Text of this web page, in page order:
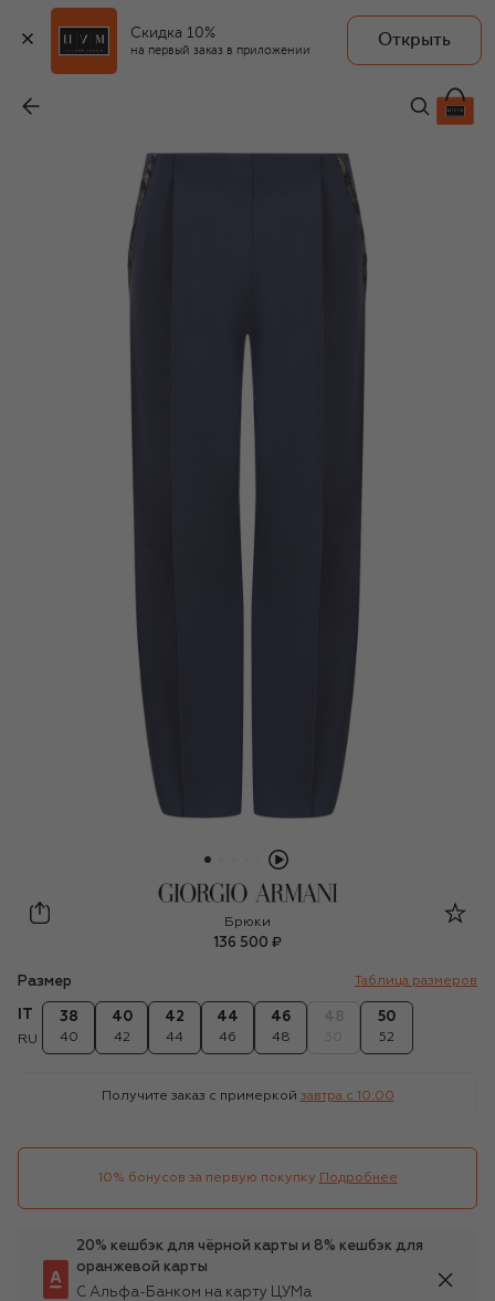
Скидка 10%
на первый заказ в приложении
Открыть
Giorgio Armani
Брюки
136 500 ₽
Размер Таблица размеров
RU
38
40
40
42
42
44
44
46
46
48
50
52
Получите заказ с примеркой завтра c 10:00
10% бонусов за первую покупку Подробнее
20% кешбэк для чёрной карты и 8% кешбэк для
оранжевой карты
С Альфа-Банком на карту ЦУМа